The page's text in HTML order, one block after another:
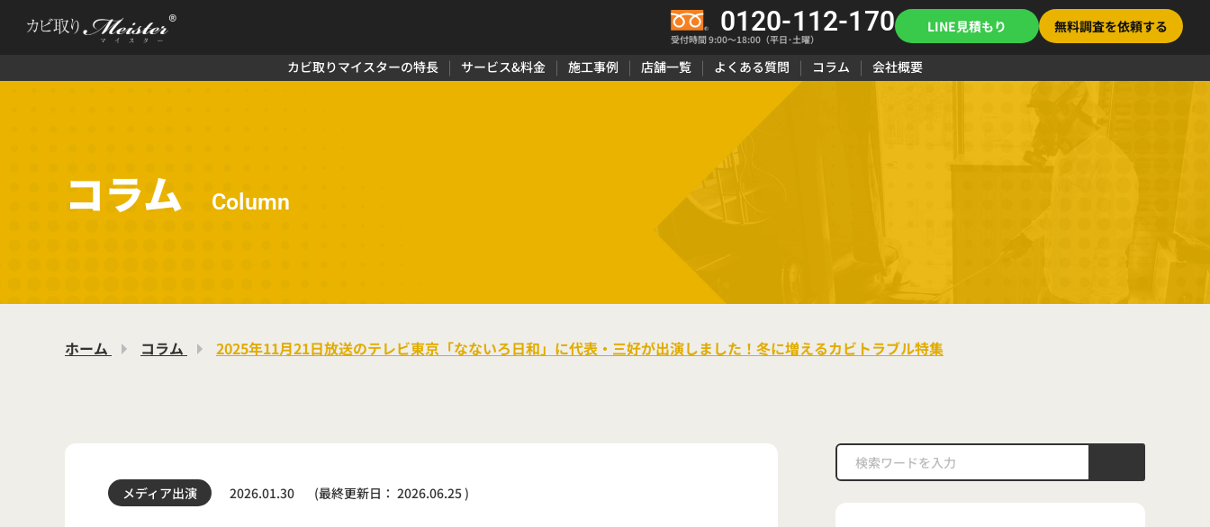
0120-112-170
受付時間 9:00〜18:00（平日･土曜）
LINE見積もり 無料調査を依頼する
カビ取りマイスターの特長 サービス&料金 施工事例 店舗一覧 よくある質問 コラム 会社概要
コラム Column
ホーム コラム 2025年11月21日放送のテレビ東京「なないろ日和」に代表・三好が出演しました！冬に増えるカビトラブル特集
メディア出演 2026.01.30 (最終更新日： 2026.06.25 )